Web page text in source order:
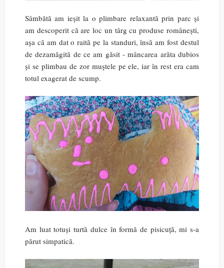
Sâmbătă am ieșit la o plimbare relaxantă prin parc și
am descoperit că are loc un târg cu produse românești,
așa că am dat o raită pe la standuri, însă am fost destul
de dezamăgită de ce am găsit - mâncarea arăta dubios
și se plimbau de zor muștele pe ele, iar în rest era cam
totul exagerat de scump.
Am luat totuși turtă dulce în formă de pisicuță, mi s-a
părut simpatică.